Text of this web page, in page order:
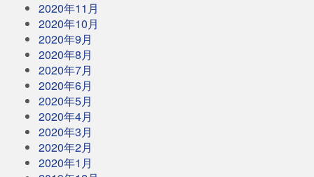
2020年11月
2020年10月
2020年9月
2020年8月
2020年7月
2020年6月
2020年5月
2020年4月
2020年3月
2020年2月
2020年1月